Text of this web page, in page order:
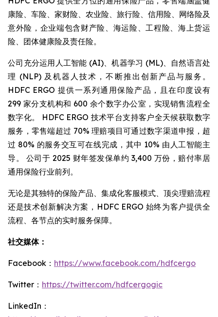
康险、车险、家财险、农业险、旅行险、信用险、网络险及
意外险，企业端包含财产险、海运险、工程险、海上货运
险、团体健康险及责任险。
公司充分运用人工智能 (AI)、机器学习 (ML)、自然语言处
理 (NLP) 及机器人技术，不断推出创新产品与服务。
HDFC ERGO 提供一系列通用保险产品，且在印度设有
299 家分支机构和 600 余个数字办公室，实现销售流程全
数字化。 HDFC ERGO 技术平台支持客户全天候获取数字
服务，零售端超过 70% 理赔项目可通过数字渠道申报，超
过 80% 的服务交互可在线完成，其中 10% 由人工智能主
导。 公司于 2025 财年签发保单约 3,400 万份，赔付率居
通用保险行业前列。
无论是其独特的保险产品、集成化客服模式、顶尖理赔流程
还是技术创新解决方案，HDFC ERGO 始终为客户提供全
流程、各节点的实时服务保障。
社交媒体：
Facebook： https://www.facebook.com/hdfcergo
Twitter： https://twitter.com/hdfcergogic
LinkedIn：